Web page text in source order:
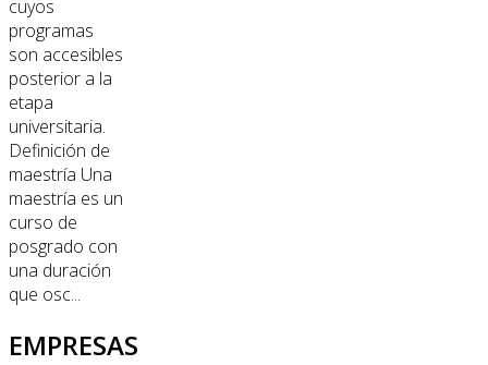
cuyos
programas
son accesibles
posterior a la
etapa
universitaria.
Definición de
maestría Una
maestría es un
curso de
posgrado con
una duración
que osc...
EMPRESAS